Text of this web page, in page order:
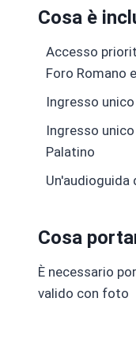
Cosa è
Accesso
Foro Romano
Ingresso
Ingresso
Palatino
Un'audioguida
Cosa
È necessario
valido con foto